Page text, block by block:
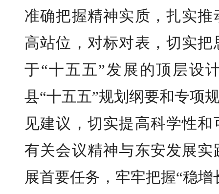
准确把握精神实质，扎实
高站位，对标对表，切实
于“十五五”发展的顶层设
县“十五五”规划纲要和专项
见建议，切实提高科学性和
有关会议精神与东安发展
展首要任务，牢牢把握“稳